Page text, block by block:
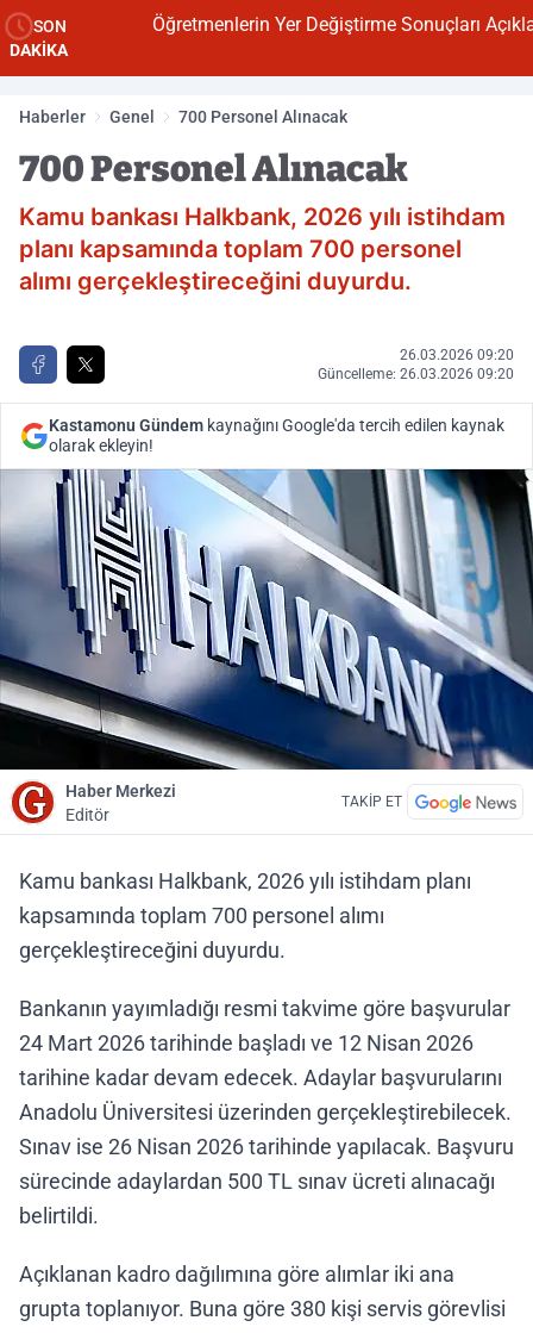
SON
DAKİKA
Öğretmenlerin Yer Değiştirme Sonuçları Açıklandı
Haberler Genel 700 Personel Alınacak
700 Personel Alınacak
Kamu bankası Halkbank, 2026 yılı istihdam
planı kapsamında toplam 700 personel
alımı gerçekleştireceğini duyurdu.
26.03.2026 09:20
Güncelleme: 26.03.2026 09:20
Kastamonu Gündem kaynağını Google'da tercih edilen kaynak
olarak ekleyin!
Haber Merkezi
Editör
TAKİP ET
Kamu bankası Halkbank, 2026 yılı istihdam planı
kapsamında toplam 700 personel alımı
gerçekleştireceğini duyurdu.
Bankanın yayımladığı resmi takvime göre başvurular
24 Mart 2026 tarihinde başladı ve 12 Nisan 2026
tarihine kadar devam edecek. Adaylar başvurularını
Anadolu Üniversitesi üzerinden gerçekleştirebilecek.
Sınav ise 26 Nisan 2026 tarihinde yapılacak. Başvuru
sürecinde adaylardan 500 TL sınav ücreti alınacağı
belirtildi.
Açıklanan kadro dağılımına göre alımlar iki ana
grupta toplanıyor. Buna göre 380 kişi servis görevlisi